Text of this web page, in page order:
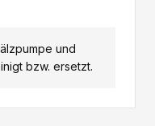
und
bzw. ersetzt.